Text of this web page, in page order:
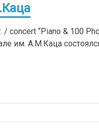
concert “Piano & 100
им. А.М.Каца